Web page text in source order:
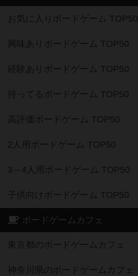
お気に入りボードゲーム TOP50
興味ありボードゲーム TOP50
経験ありボードゲーム TOP50
持ってるボードゲーム TOP50
高評価ボードゲーム TOP50
2人用ボードゲーム TOP50
3～4人用ボードゲーム TOP50
子供向けボードゲーム TOP50
ボードゲームカフェ
東京都のボードゲームカフェ
神奈川県のボードゲームカフェ